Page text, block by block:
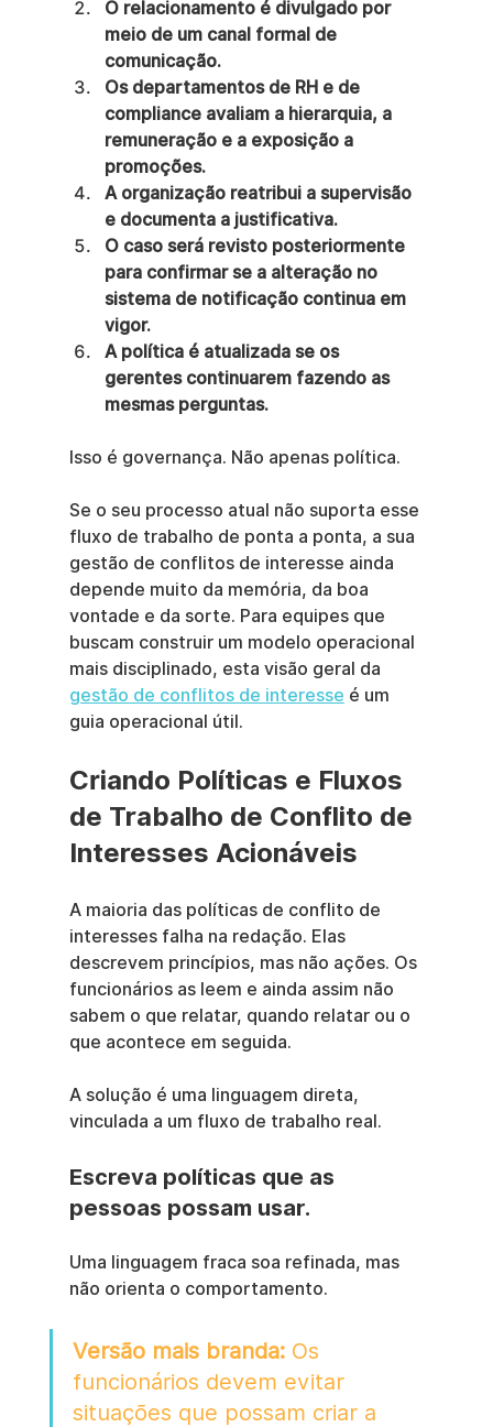
O relacionamento é divulgado por
meio de um canal formal de
comunicação.
Os departamentos de RH e de
compliance avaliam a hierarquia, a
remuneração e a exposição a
promoções.
A organização reatribui a supervisão
e documenta a justificativa.
O caso será revisto posteriormente
para confirmar se a alteração no
sistema de notificação continua em
vigor.
A política é atualizada se os
gerentes continuarem fazendo as
mesmas perguntas.
Isso é governança. Não apenas política.
Se o seu processo atual não suporta esse
fluxo de trabalho de ponta a ponta, a sua
gestão de conflitos de interesse ainda
depende muito da memória, da boa
vontade e da sorte. Para equipes que
buscam construir um modelo operacional
mais disciplinado, esta visão geral da
gestão de conflitos de interesse é um
guia operacional útil.
Criando Políticas e Fluxos
de Trabalho de Conflito de
Interesses Acionáveis
A maioria das políticas de conflito de
interesses falha na redação. Elas
descrevem princípios, mas não ações. Os
funcionários as leem e ainda assim não
sabem o que relatar, quando relatar ou o
que acontece em seguida.
A solução é uma linguagem direta,
vinculada a um fluxo de trabalho real.
Escreva políticas que as
pessoas possam usar.
Uma linguagem fraca soa refinada, mas
não orienta o comportamento.
Versão mais branda: Os
funcionários devem evitar
situações que possam criar a